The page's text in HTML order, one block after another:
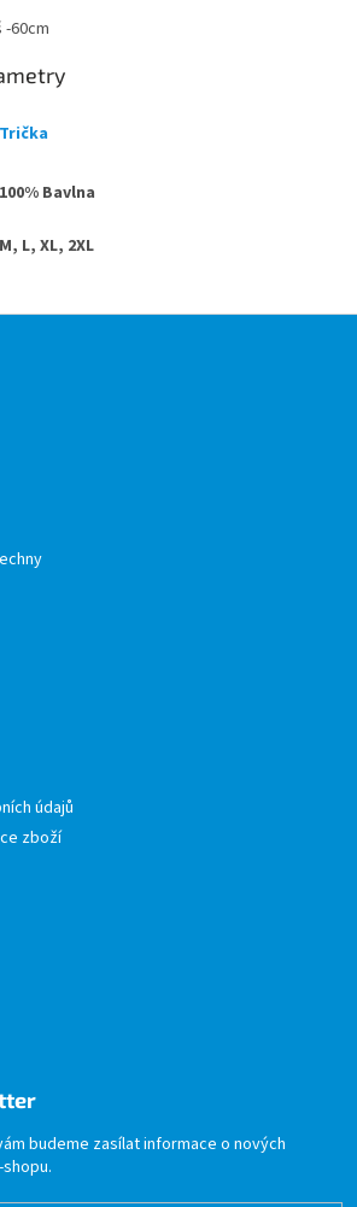
-60cm
Trička
100% Bavlna
M, L, XL, 2XL
údajů
zboží
budeme zasílat informace o nových